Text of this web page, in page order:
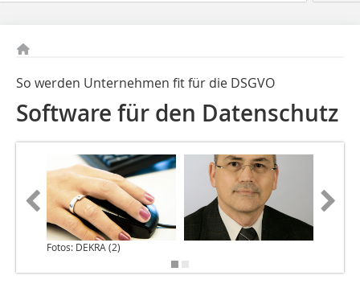
So werden Unternehmen fit für die DSGVO
Software für den Datenschutz
Fotos: DEKRA (2)